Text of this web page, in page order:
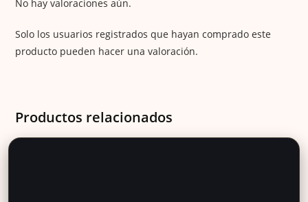
No hay valoraciones aún.
Solo los usuarios registrados que hayan comprado este
producto pueden hacer una valoración.
Productos relacionados